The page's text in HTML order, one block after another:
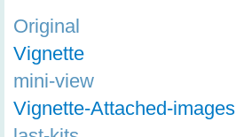
Original
Vignette
mini-view
Vignette-Attached-images